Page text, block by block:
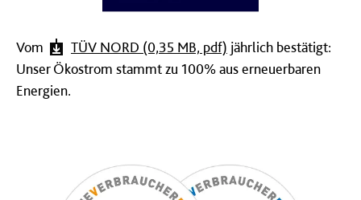
Vom TÜV NORD (0,35 MB, pdf) jährlich bestätigt:
Unser Ökostrom stammt zu 100% aus erneuerbaren
Energien.